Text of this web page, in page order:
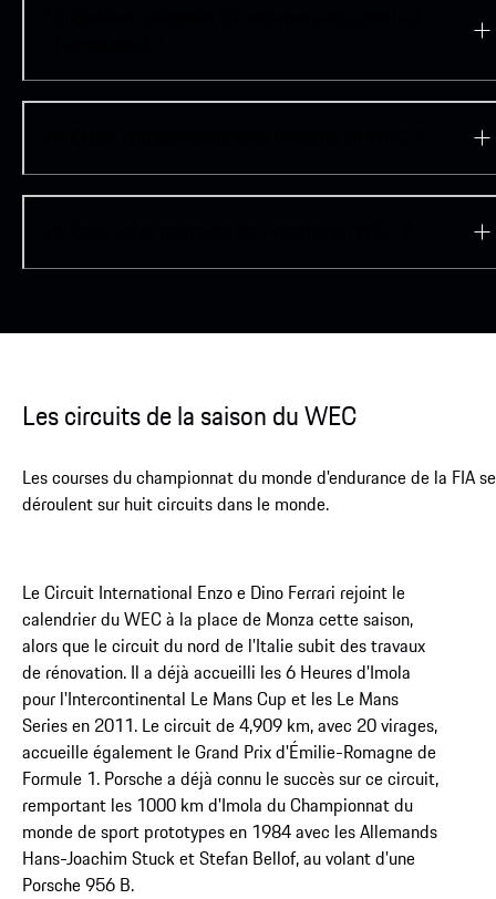
Les circuits de la saison du WEC
Les courses du championnat du monde d'endurance de la FIA se
déroulent sur huit circuits dans le monde.
Le Circuit International Enzo e Dino Ferrari rejoint le
calendrier du WEC à la place de Monza cette saison,
alors que le circuit du nord de l'Italie subit des travaux
de rénovation. Il a déjà accueilli les 6 Heures d'Imola
pour l'Intercontinental Le Mans Cup et les Le Mans
Series en 2011. Le circuit de 4,909 km, avec 20 virages,
accueille également le Grand Prix d'Émilie-Romagne de
Formule 1. Porsche a déjà connu le succès sur ce circuit,
remportant les 1000 km d'Imola du Championnat du
monde de sport prototypes en 1984 avec les Allemands
Hans-Joachim Stuck et Stefan Bellof, au volant d'une
Porsche 956 B.